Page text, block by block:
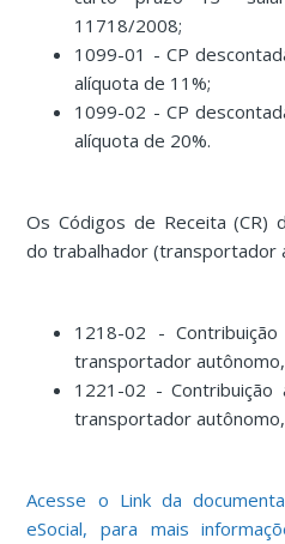
11718/2008;
1099-01 - CP
alíquota de 11%;
1099-02 - CP
alíquota de 20%.
Os Códigos de Receita (CR)
do trabalhador (transportador
1218-02 -
transportador
1221-02 - Contribuição
transportador
Acesse o Link da
eSocial, para mais